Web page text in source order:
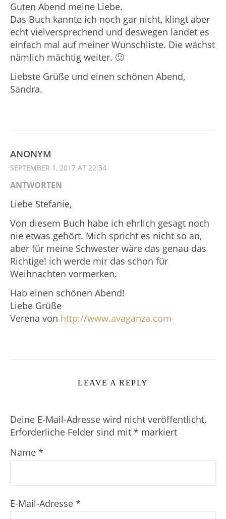
Guten Abend meine Liebe.
Das Buch kannte ich noch gar nicht, klingt aber
echt vielversprechend und deswegen landet es
einfach mal auf meiner Wunschliste. Die wächst
nämlich mächtig weiter. 🙂
Liebste Grüße und einen schönen Abend,
Sandra.
ANONYM
SEPTEMBER 1, 2017 AT 22:34
ANTWORTEN
Liebe Stefanie,
Von diesem Buch habe ich ehrlich gesagt noch
nie etwas gehört. Mich spricht es nicht so an,
aber für meine Schwester wäre das genau das
Richtige! ich werde mir das schon für
Weihnachten vormerken.
Hab einen schönen Abend!
Liebe Grüße
Verena von http://www.avaganza.com
LEAVE A REPLY
Deine E-Mail-Adresse wird nicht veröffentlicht.
Erforderliche Felder sind mit * markiert
Name *
E-Mail-Adresse *